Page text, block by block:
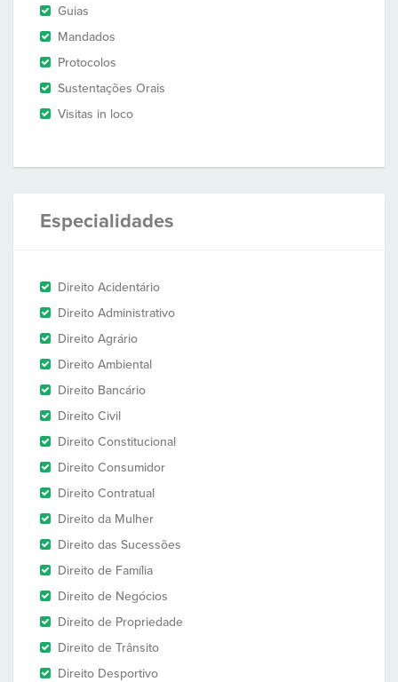
Guias
Mandados
Protocolos
Sustentações Orais
Visitas in loco
Especialidades
Direito Acidentário
Direito Administrativo
Direito Agrário
Direito Ambiental
Direito Bancário
Direito Civil
Direito Constitucional
Direito Consumidor
Direito Contratual
Direito da Mulher
Direito das Sucessões
Direito de Família
Direito de Negócios
Direito de Propriedade
Direito de Trânsito
Direito Desportivo